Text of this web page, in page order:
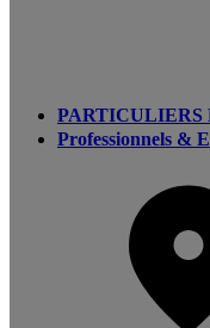
PARTICULIERS
Professionnels &